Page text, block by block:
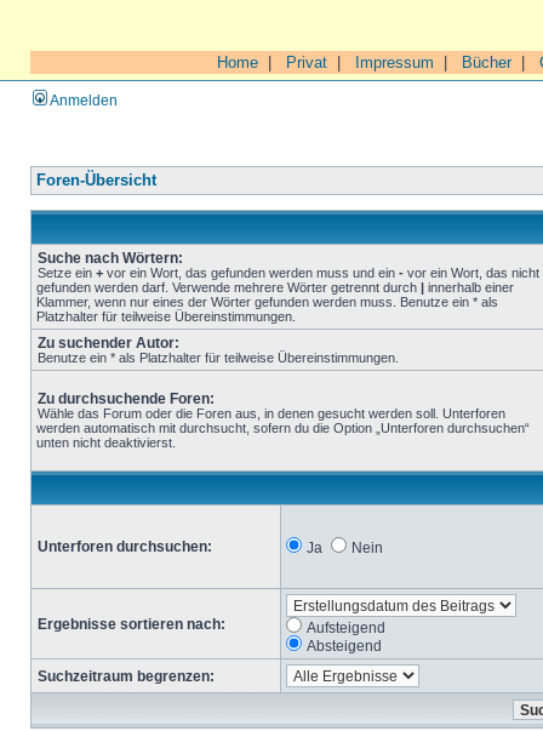
Home Privat Impressum Bücher|
Anmelden
Foren-Übersicht
Suche nach Wörtern:
Setze ein + vor ein Wort, das gefunden werden muss und ein - vor ein Wort, das nicht
gefunden werden darf. Verwende mehrere Wörter getrennt durch | innerhalb einer
Klammer, wenn nur eines der Wörter gefunden werden muss. Benutze ein * als
Platzhalter für teilweise Übereinstimmungen.
Zu suchender Autor:
Benutze ein * als Platzhalter für teilweise Übereinstimmungen.
Zu durchsuchende Foren:
Wähle das Forum oder die Foren aus, in denen gesucht werden soll. Unterforen
werden automatisch mit durchsucht, sofern du die Option „Unterforen durchsuchen“
unten nicht deaktivierst.
Unterforen durchsuchen: Ja Nein
Ergebnisse sortieren nach:
Aufsteigend
Absteigend
Suchzeitraum begrenzen: